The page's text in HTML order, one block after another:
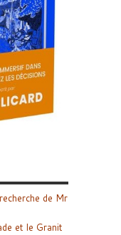
de Mr
et le Granit